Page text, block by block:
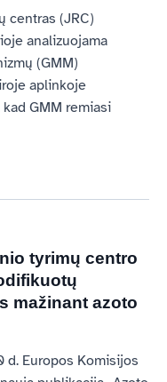
centras (JRC)
analizuojama
(GMM)
aplinkoje
GMM remiasi
tyrimų centro
mažinant azoto
d. Europos Komisijos